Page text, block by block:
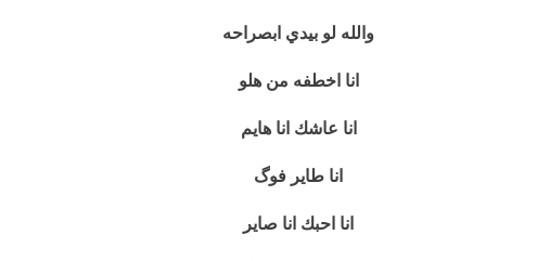
والله لو بيدي ابصراحه
انا اخطفه من هلو
انا عاشك انا هايم
انا طاير فوگ
انا احبك انا صاير